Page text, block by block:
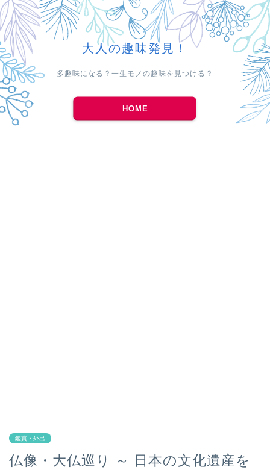
大人の趣味発見！
多趣味になる？一生モノの趣味を見つける？
HOME
鑑賞・外出
仏像・大仏巡り ～ 日本の文化遺産を